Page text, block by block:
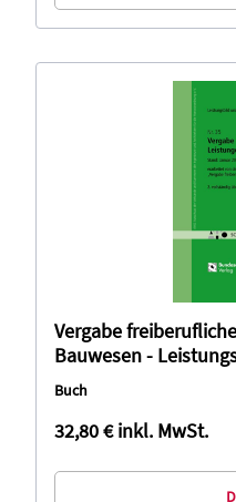
Vergabe
Bauwesen -
Buch
32,80 €inkl. MwSt.